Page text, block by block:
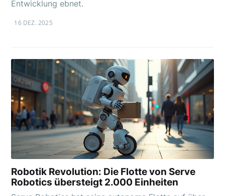
Entwicklung ebnet.
16 DEZ. 2025
Robotik Revolution: Die Flotte von Serve
Robotics übersteigt 2.000 Einheiten